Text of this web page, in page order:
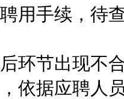
用手续，待
节出现不合
依据应聘人